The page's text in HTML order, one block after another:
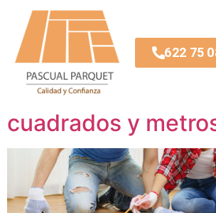
622 75
Etiqueta:
Diferencias entre
cuadrados y